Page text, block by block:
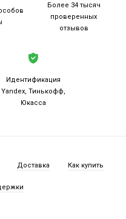
Более 34 тысяч
проверенных
отзывов
Идентификация
Yandex, Тинькофф,
Юкасса
Доставка Как купить